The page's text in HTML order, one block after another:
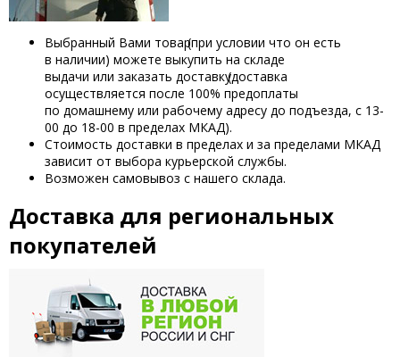
Выбранный Вами товар(при условии что он есть
в наличии) можете выкупить на складе
выдачи или заказать доставку(доставка
осуществляется после 100% предоплаты
по домашнему или рабочему адресу до подъезда, с 13-
00 до 18-00 в пределах МКАД).
Стоимость доставки в пределах и за пределами МКАД
зависит от выбора курьерской службы.
Возможен самовывоз с нашего склада.
Доставка для региональных
покупателей